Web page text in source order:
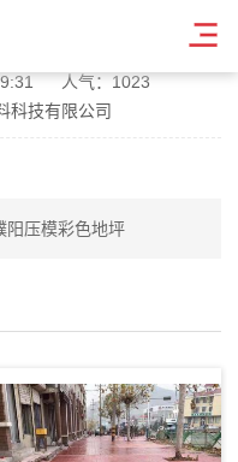
地坪
人气：1023
科技有限公司
阳压模彩色地坪